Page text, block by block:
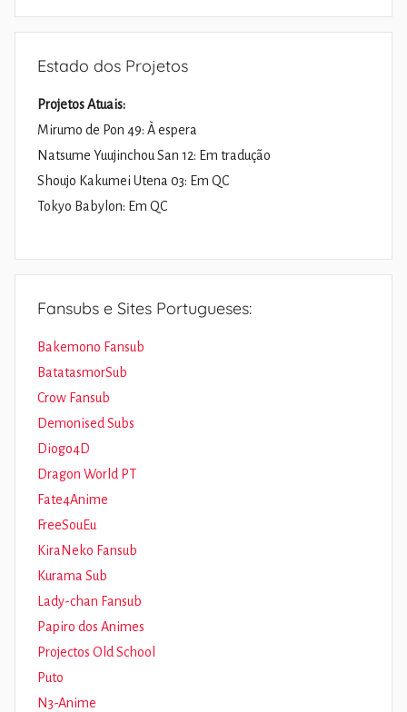
Estado dos Projetos
Projetos Atuais:
Mirumo de Pon 49: À espera
Natsume Yuujinchou San 12: Em tradução
Shoujo Kakumei Utena 03: Em QC
Tokyo Babylon: Em QC
Fansubs e Sites Portugueses:
Bakemono Fansub
BatatasmorSub
Crow Fansub
Demonised Subs
Diogo4D
Dragon World PT
Fate4Anime
FreeSouEu
KiraNeko Fansub
Kurama Sub
Lady-chan Fansub
Papiro dos Animes
Projectos Old School
Puto
N3-Anime